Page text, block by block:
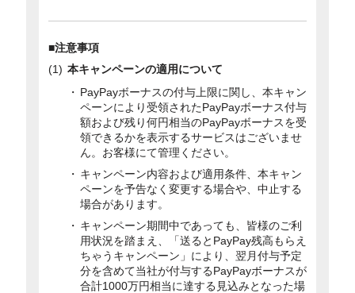
■注意事項
本キャンペーンの適用について
PayPayボーナスの付与上限に関し、本キャン
ペーンにより受領されたPayPayボーナス付与
額および残り何円相当のPayPayボーナスを受
領できるかを表示するサービスはございませ
ん。お客様にて管理ください。
キャンペーン内容および適用条件、本キャン
ペーンを予告なく変更する場合や、中止する
場合があります。
キャンペーン期間中であっても、皆様のご利
用状況を踏まえ、「送るとPayPay残高もらえ
ちゃうキャンペーン」により、翌月付与予定
分を含めて当社が付与するPayPayボーナスが
合計1000万円相当に達する見込みとなった場